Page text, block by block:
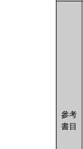
參考
書目